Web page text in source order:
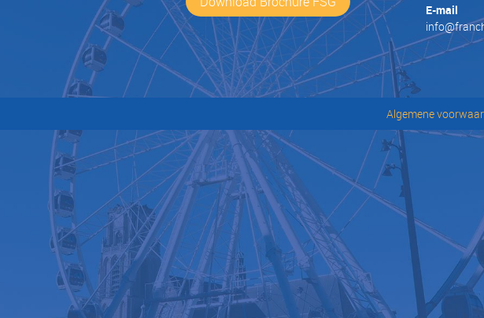
E-mail
Algemene